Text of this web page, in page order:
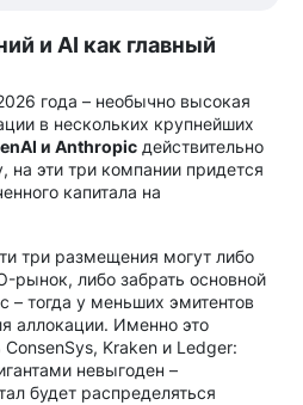
и AI как главный
года – необычно высокая
в нескольких крупнейших
и Anthropic действительно
на эти три компании придется
капитала на
три размещения могут либо
рынок, либо забрать основной
– тогда у меньших эмитентов
аллокации. Именно это
Kraken и Ledger:
невыгоден –
будет распределяться